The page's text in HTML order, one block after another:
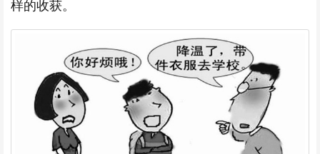
样的收获。